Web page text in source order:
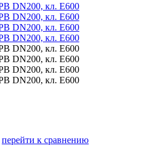
перейти к сравнению